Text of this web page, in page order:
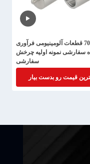
7075 قطعات آلومینیومی فرآوری
سفارشی نمونه اولیه چرخش
سفارشی
قیمت رو بدست بیار